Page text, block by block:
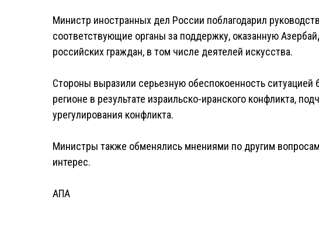
Министр иностранных дел России поблагодарил
соответствующие органы за поддержку, оказанную
российских граждан, в том числе деятелей искусства.
Стороны выразили серьезную обеспокоенность
регионе в результате израильско-иранского конфликта,
урегулирования конфликта.
Министры также обменялись мнениями по другим
интерес.
АПА